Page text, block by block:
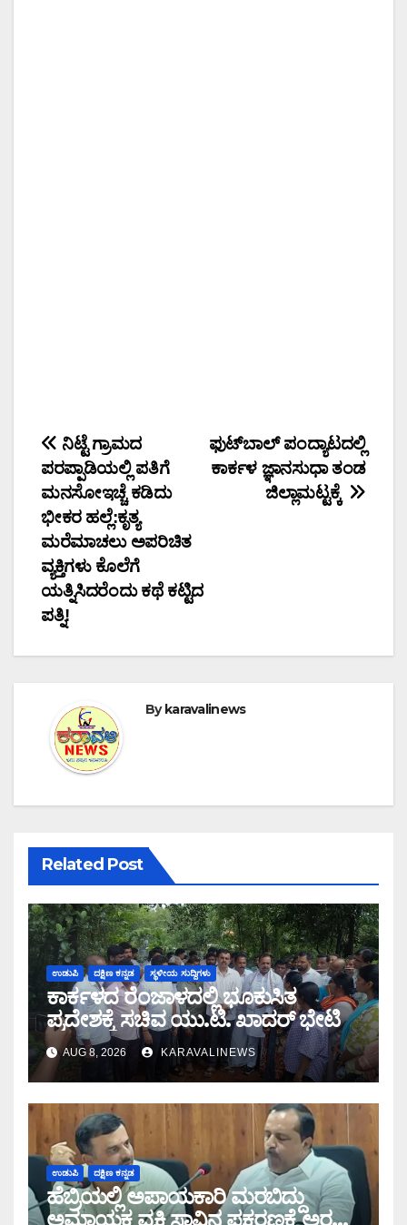
Post
navigation
ಫುಟ್‌ಬಾಲ್ ಪಂದ್ಯಾಟದಲ್ಲಿ
ಕಾರ್ಕಳ ಜ್ಞಾನಸುಧಾ ತಂಡ
ಜಿಲ್ಲಾಮಟ್ಟಕ್ಕೆ
ನಿಟ್ಟೆ ಗ್ರಾಮದ
ಪರಪ್ಪಾಡಿಯಲ್ಲಿ ಪತಿಗೆ
ಮನಸೋಇಚ್ಚೆ ಕಡಿದು
ಭೀಕರ ಹಲ್ಲೆ:ಕೃತ್ಯ
ಮರೆಮಾಚಲು ಅಪರಿಚಿತ
ವ್ಯಕ್ತಿಗಳು ಕೊಲೆಗೆ
ಯತ್ನಿಸಿದರೆಂದು ಕಥೆ ಕಟ್ಟಿದ
ಪತ್ನಿ!
Bykaravalinews
Related Post
ಉಡುಪಿ ದಕ್ಷಿಣ ಕನ್ನಡ ಸ್ಥಳೀಯ ಸುದ್ದಿಗಳು
ಕಾರ್ಕಳದ ರೆಂಜಾಳದಲ್ಲಿ ಭೂಕುಸಿತ
ಪ್ರದೇಶಕ್ಕೆ ಸಚಿವ ಯು.ಟಿ. ಖಾದರ್ ಭೇಟಿ
AUG 8, 2026 KARAVALINEWS
ಉಡುಪಿ ದಕ್ಷಿಣ ಕನ್ನಡ
ಹೆಬ್ರಿಯಲ್ಲಿ ಅಪಾಯಕಾರಿ ಮರಬಿದ್ದು
ಅಮಾಯಕ ವ್ಯಕ್ತಿ ಸಾವಿನ ಪ್ರಕರಣಕ್ಕೆ ಅರಣ್ಯ